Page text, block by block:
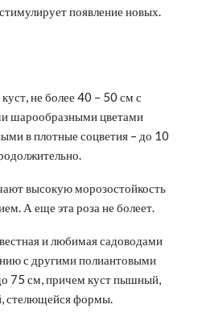
появление новых.
не более 40 – 50 см с
шарообразными цветами
в плотные соцветия – до 10
высокую морозостойкость
А еще эта роза не болеет.
и любимая садоводами
с другими полиантовыми
75 см, причем куст пышный,
стелющейся формы.